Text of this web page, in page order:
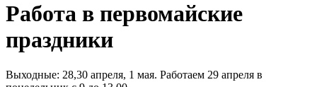
Работа в первомайские
праздники
Выходные: 28,30 апреля, 1 мая. Работаем 29 апреля в